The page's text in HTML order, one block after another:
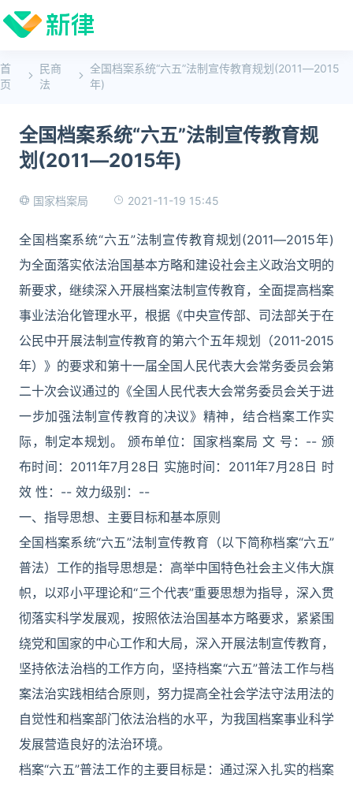
首
页
民商
法
全国档案系统“六五”法制宣传教育规划(2011―2015
年)
全国档案系统“六五”法制宣传教育规
划(2011―2015年)
国家档案局 2021-11-19 15:45
全国档案系统“六五”法制宣传教育规划(2011―2015年)
为全面落实依法治国基本方略和建设社会主义政治文明的
新要求，继续深入开展档案法制宣传教育，全面提高档案
事业法治化管理水平，根据《中央宣传部、司法部关于在
公民中开展法制宣传教育的第六个五年规划（2011-2015
年）》的要求和第十一届全国人民代表大会常务委员会第
二十次会议通过的《全国人民代表大会常务委员会关于进
一步加强法制宣传教育的决议》精神，结合档案工作实
际，制定本规划。 颁布单位：国家档案局 文 号：-- 颁
布时间：2011年7月28日 实施时间：2011年7月28日 时
效 性：-- 效力级别：--
一、指导思想、主要目标和基本原则
全国档案系统“六五”法制宣传教育（以下简称档案“六五”
普法）工作的指导思想是：高举中国特色社会主义伟大旗
帜，以邓小平理论和“三个代表”重要思想为指导，深入贯
彻落实科学发展观，按照依法治国基本方略要求，紧紧围
绕党和国家的中心工作和大局，深入开展法制宣传教育，
坚持依法治档的工作方向，坚持档案“六五”普法工作与档
案法治实践相结合原则，努力提高全社会学法守法用法的
自觉性和档案部门依法治档的水平，为我国档案事业科学
发展营造良好的法治环境。
档案“六五”普法工作的主要目标是：通过深入扎实的档案